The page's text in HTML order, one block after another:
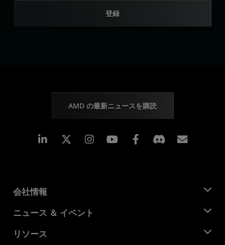
登録
AMD の最新ニュースを購読
Linkedin Instagram Facebook
会社情報
AMD について
企業責任
ニュース ＆ イベント
ニュースルーム
リソース